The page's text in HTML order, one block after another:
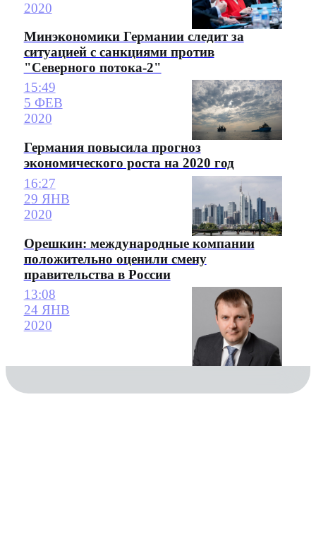
2020
Минэкономики Германии следит за
ситуацией с санкциями против
"Северного потока-2"
15:49
5 ФЕВ
2020
Германия повысила прогноз
экономического роста на 2020 год
16:27
29 ЯНВ
2020
Орешкин: международные компании
положительно оценили смену
правительства в России
13:08
24 ЯНВ
2020